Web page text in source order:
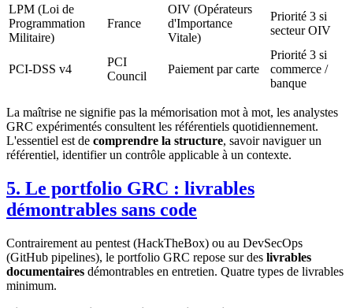
LPM (Loi de
Programmation
Militaire)
France
OIV (Opérateurs
d'Importance
Vitale)
Priorité 3 si
secteur OIV
PCI-DSS v4
PCI
Council
Paiement par carte
Priorité 3 si
commerce /
banque
La maîtrise ne signifie pas la mémorisation mot à mot, les analystes
GRC expérimentés consultent les référentiels quotidiennement.
L'essentiel est de comprendre la structure, savoir naviguer un
référentiel, identifier un contrôle applicable à un contexte.
5. Le portfolio GRC : livrables
démontrables sans code
Contrairement au pentest (HackTheBox) ou au DevSecOps
(GitHub pipelines), le portfolio GRC repose sur des livrables
documentaires démontrables en entretien. Quatre types de livrables
minimum.